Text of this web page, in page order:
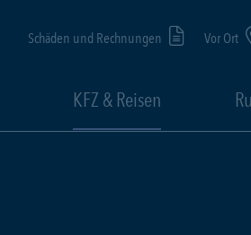
Schäden und Rechnungen Vor Ort
KFZ & Reisen